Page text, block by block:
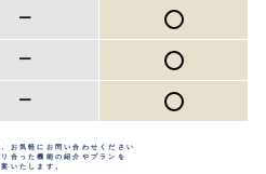
ー
ー
ー
お気軽にお問い合わせください
合った機能の紹介やプランを
案いたします。